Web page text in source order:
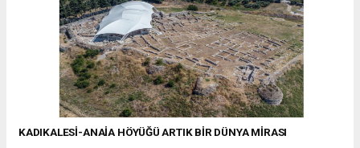
KADIKALESİ-ANAİA HÖYÜĞÜ ARTIK BİR DÜNYA MİRASI